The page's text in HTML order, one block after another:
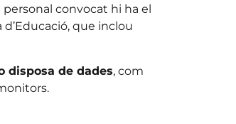
convocat hi ha el
d’Educació, que inclou
disposa de dades, com